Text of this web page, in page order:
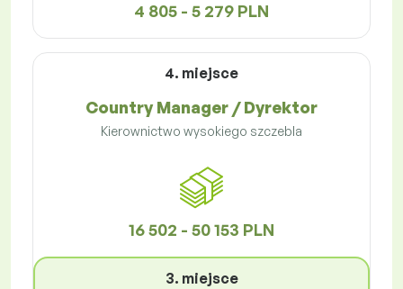
4 805 - 5 279 PLN
4. miejsce
Country Manager / Dyrektor
Kierownictwo wysokiego szczebla
16 502 - 50 153 PLN
3. miejsce